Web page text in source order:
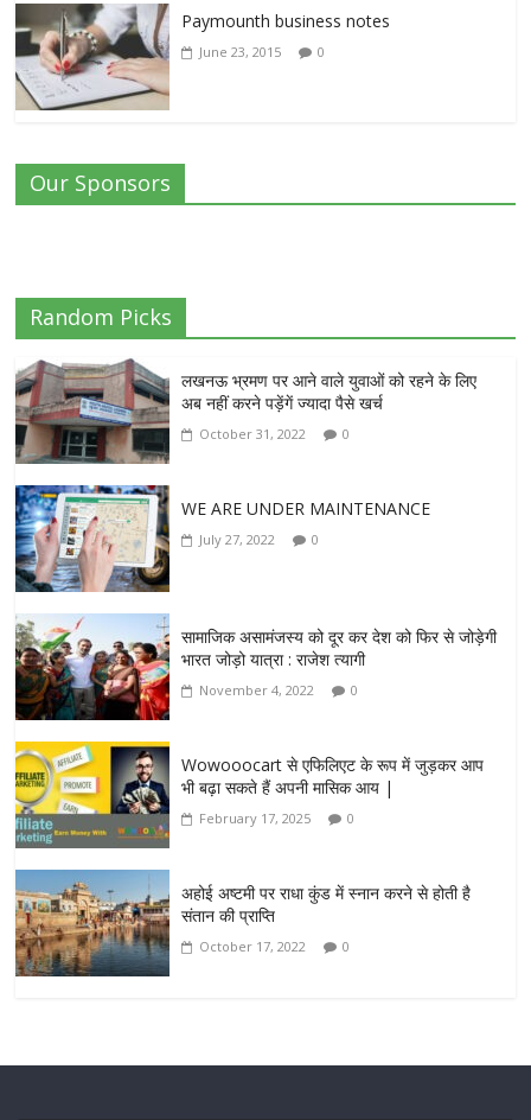
Paymounth business notes
June 23, 2015 0
Our Sponsors
Random Picks
लखनऊ भ्रमण पर आने वाले युवाओं को रहने के लिए
अब नहीं करने पड़ेंगें ज्यादा पैसे खर्च
October 31, 2022 0
WE ARE UNDER MAINTENANCE
July 27, 2022 0
सामाजिक असामंजस्य को दूर कर देश को फिर से जोड़ेगी
भारत जोड़ो यात्रा : राजेश त्यागी
November 4, 2022 0
Wowooocart से एफिलिएट के रूप में जुड़कर आप
भी बढ़ा सकते हैं अपनी मासिक आय |
February 17, 2025 0
अहोई अष्टमी पर राधा कुंड में स्नान करने से होती है
संतान की प्राप्ति
October 17, 2022 0